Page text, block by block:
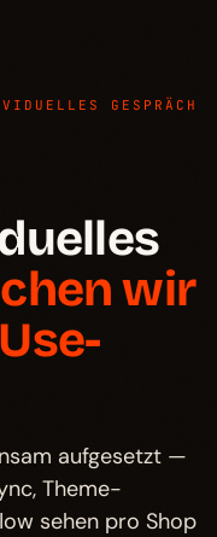
GESPRÄCH
wir
aufgesetzt —
Theme-
sehen pro Shop